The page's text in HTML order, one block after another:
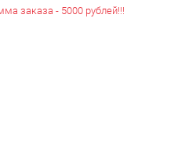
заказа - 5000 рублей!!!